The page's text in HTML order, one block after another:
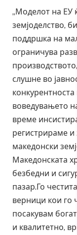
„Моделот на ЕУ
земјоделство,
поддршка на
ограничува
слушне во
воведувањето
време
регистрираме
македонски
Македонската
безбедни и
пазар.Го
верници кои го
посакувам
и квалитетно,